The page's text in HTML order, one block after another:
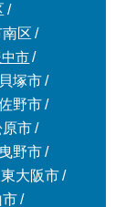
区
市
貝塚市
野市
原市
野市
東大阪市
市